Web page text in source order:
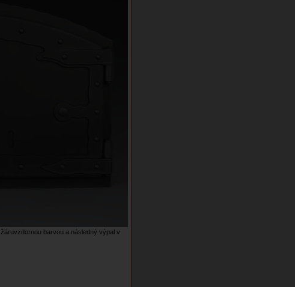
barvou a následný výpal v